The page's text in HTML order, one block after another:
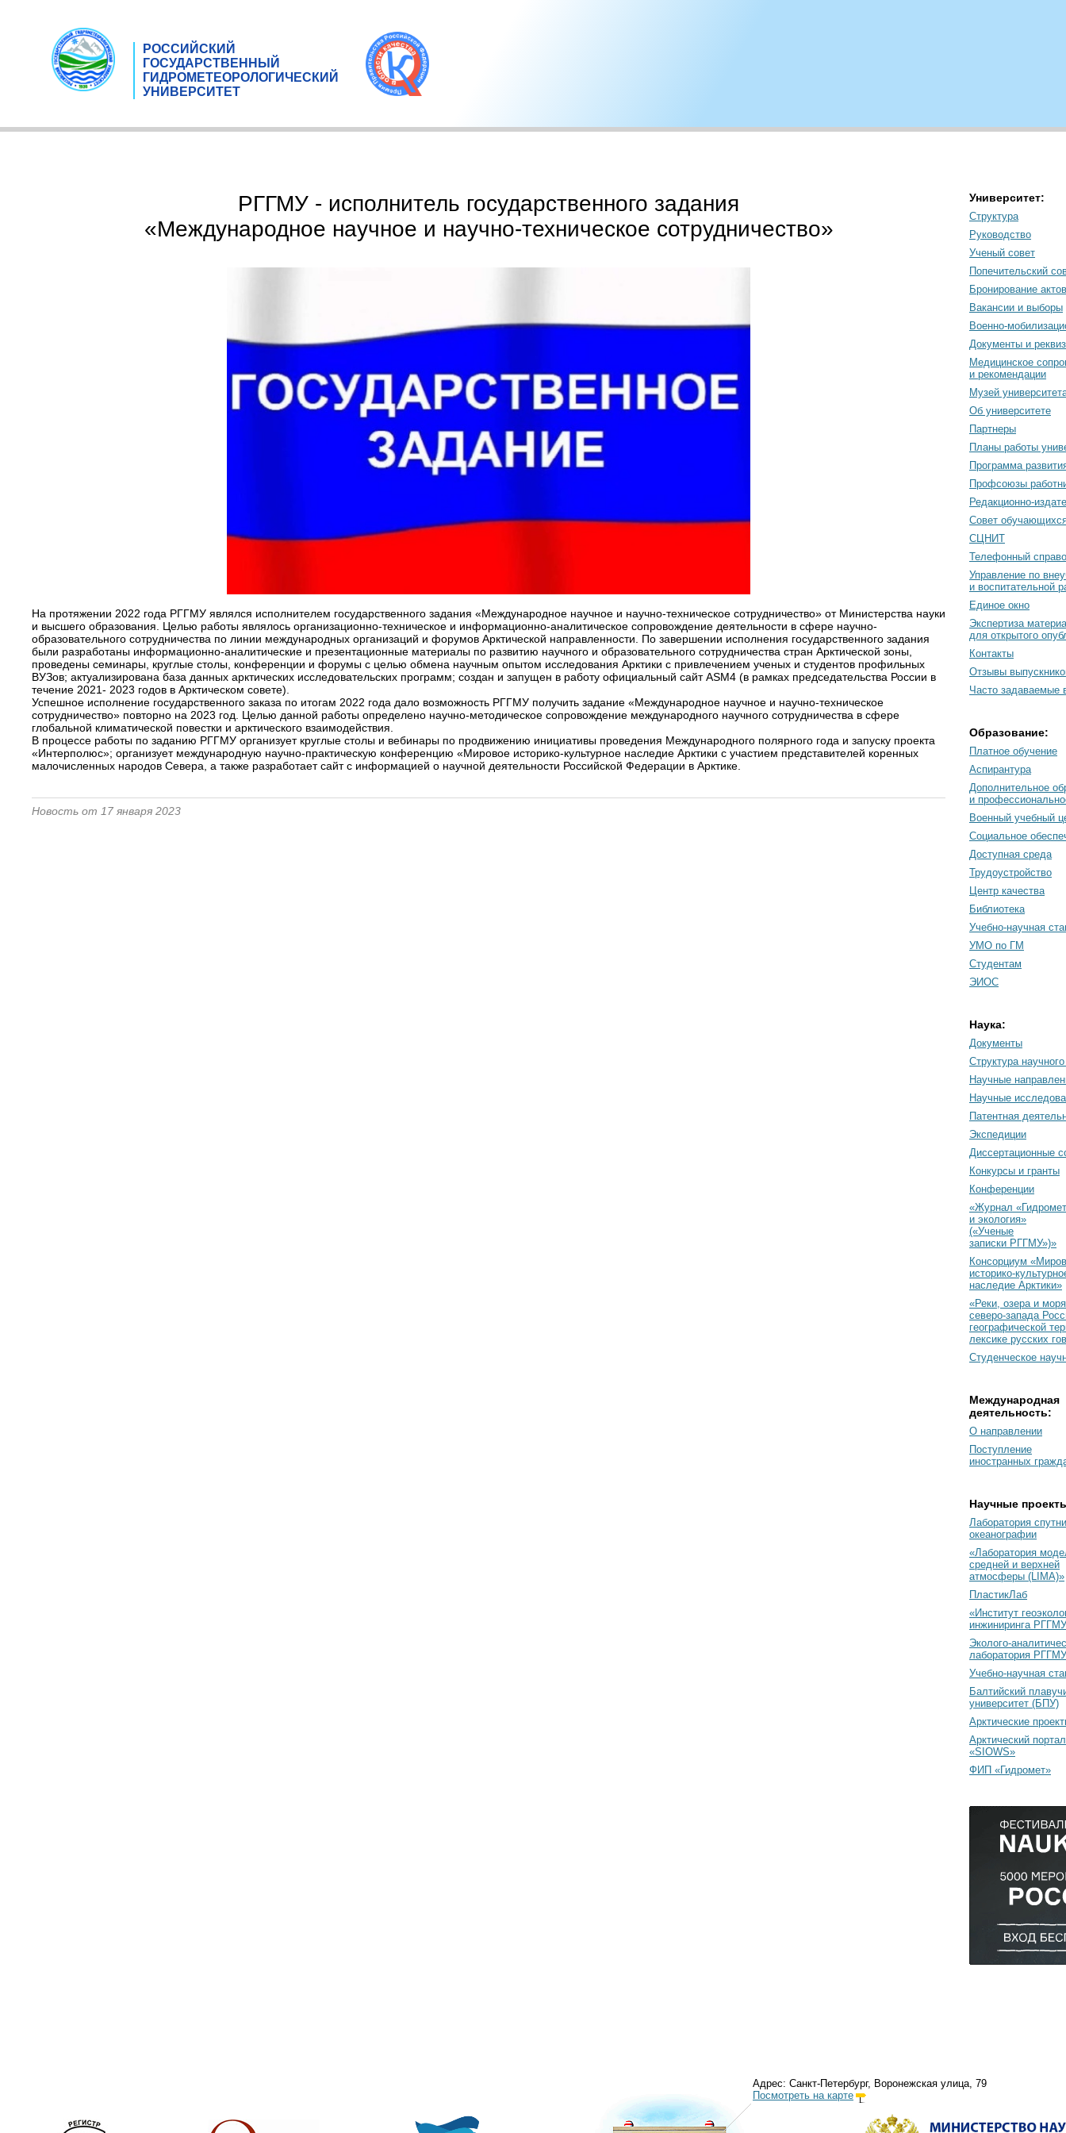
РОССИЙСКИЙ
ГОСУДАРСТВЕННЫЙ
ГИДРОМЕТЕОРОЛОГИЧЕСКИЙ
УНИВЕРСИТЕТ
РГГМУ - исполнитель государственного задания
«Международное научное и научно-техническое сотрудничество»
На протяжении 2022 года РГГМУ являлся исполнителем государственного задания «Международное научное и научно-техническое сотрудничество» от Министерства науки
и высшего образования. Целью работы являлось организационно-техническое и информационно-аналитическое сопровождение деятельности в сфере научно-
образовательного сотрудничества по линии международных организаций и форумов Арктической направленности. По завершении исполнения государственного задания
были разработаны информационно-аналитические и презентационные материалы по развитию научного и образовательного сотрудничества стран Арктической зоны,
проведены семинары, круглые столы, конференции и форумы с целью обмена научным опытом исследования Арктики с привлечением ученых и студентов профильных
ВУЗов; актуализирована база данных арктических исследовательских программ; создан и запущен в работу официальный сайт ASM4 (в рамках председательства России в
течение 2021- 2023 годов в Арктическом совете).
Успешное исполнение государственного заказа по итогам 2022 года дало возможность РГГМУ получить задание «Международное научное и научно-техническое
сотрудничество» повторно на 2023 год. Целью данной работы определено научно-методическое сопровождение международного научного сотрудничества в сфере
глобальной климатической повестки и арктического взаимодействия.
В процессе работы по заданию РГГМУ организует круглые столы и вебинары по продвижению инициативы проведения Международного полярного года и запуску проекта
«Интерполюс»; организует международную научно-практическую конференцию «Мировое историко-культурное наследие Арктики с участием представителей коренных
малочисленных народов Севера, а также разработает сайт с информацией о научной деятельности Российской Федерации в Арктике.
Новость от 17 января 2023
Университет:
Структура
Руководство
Ученый совет
Попечительский
Бронирование
Вакансии и выборы
Военно-
Документы и
Медицинское
и рекомендации
Музей
Об университете
Партнеры
Планы работы
Программа
Профсоюзы
Редакционно-
Cовет
СЦНИТ
Телефонный
Управление по
и воспитательной
Единое окно
Экспертиза
для открытого
Контакты
Отзывы
Часто задаваемые
Образование:
Платное обучение
Аспирантура
Дополнительное
и
Военный учебный
Социальное
Доступная среда
Трудоустройство
Центр качества
Библиотека
Учебно-научная
УМО по ГМ
Студентам
ЭИОС
Наука:
Документы
Cтруктура
Научные
Научные
Патентная
Экспедиции
Диссертационные
Конкурсы и гранты
Конференции
«Журнал
и экология»
(«Ученые
записки РГГМУ»)»
Консорциум
историко-
наследие Арктики»
«Реки, озера и моря
северо-запада
географической
лексике русских
Студенческое
Международная
деятельность:
О направлении
Поступление
иностранных
Научные
Лаборатория
океанографии
«Лаборатория
средней и верхней
атмосферы (LIMA)»
ПластикЛаб
«Институт
инжиниринга
Эколого-
лаборатория РГГМУ
Учебно-научная
Балтийский
университет (БПУ)
Арктические
Арктический портал
«SIOWS»
ФИП «Гидромет»
Адрес: Санкт-Петербург, Воронежская улица, 79
Посмотреть на карте